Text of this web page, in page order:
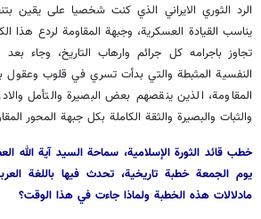
الرد الثوري الايراني الذي كنت شخصيا على يقين
يناسب القيادة العسكرية، وجبهة المقاومة لردع هذا
تجاوز باجرامه كل جرائم وارهاب التاريخ، وجاء
النفسية المثبطة والتي بدأت تسري في قلوب
المقاومة، الذين ينقصهم بعض البصيرة والتأمل
والثبات والبصيرة والثقة الكاملة بكل جبهة المحور
خطب قائد الثورة الإسلامية، سماحة السيد آية الله
يوم الجمعة خطبة تاريخية، تحدث فيها باللغة
مادلالات هذه الخطبة ولماذا جاءت في هذا الوقت؟